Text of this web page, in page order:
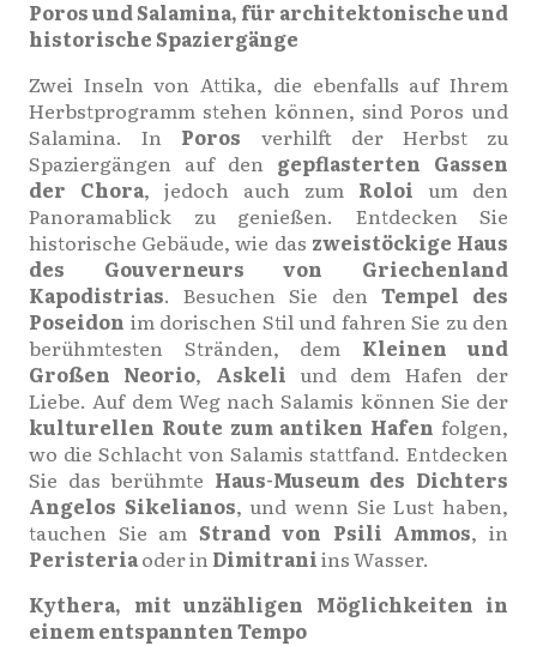
Poros und Salamina, für architektonische und
historische Spaziergänge
Zwei Inseln von Attika, die ebenfalls auf Ihrem
Herbstprogramm stehen können, sind Poros und
Salamina. In Poros verhilft der Herbst zu
Spaziergängen auf den gepflasterten Gassen
der Chora, jedoch auch zum Roloi um den
Panoramablick zu genießen. Entdecken Sie
historische Gebäude, wie das zweistöckige Haus
des Gouverneurs von Griechenland
Kapodistrias. Besuchen Sie den Tempel des
Poseidon im dorischen Stil und fahren Sie zu den
berühmtesten Stränden, dem Kleinen und
Großen Neorio, Askeli und dem Hafen der
Liebe. Auf dem Weg nach Salamis können Sie der
kulturellen Route zum antiken Hafen folgen,
wo die Schlacht von Salamis stattfand. Entdecken
Sie das berühmte Haus-Museum des Dichters
Angelos Sikelianos, und wenn Sie Lust haben,
tauchen Sie am Strand von Psili Ammos, in
Peristeriaoder inDimitraniins Wasser.
Kythera, mit unzähligen Möglichkeiten in
einem entspannten Tempo